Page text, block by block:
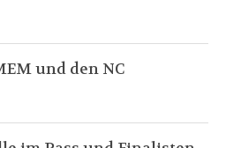
und den NC